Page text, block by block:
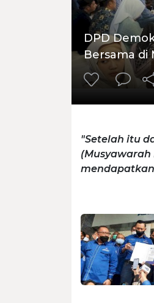
DPD
Bersama di
"Setelah itu
(Musyawarah